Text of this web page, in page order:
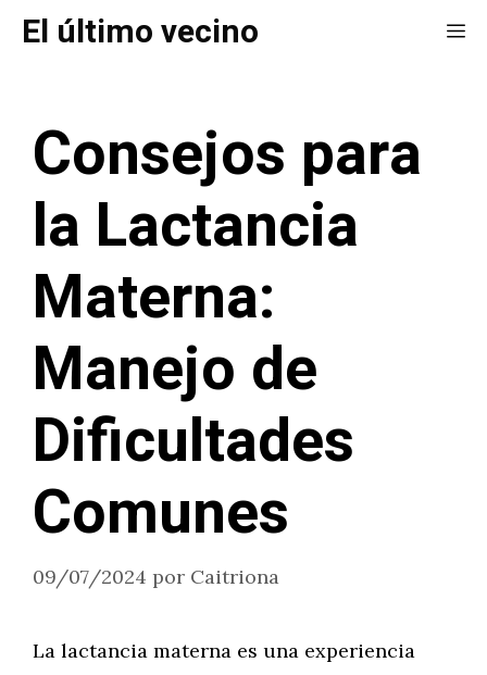
SaltarEl último vecino
Consejos para
la Lactancia
Materna:
Manejo de
Dificultades
Comunes
09/07/2024 por Caitriona
La lactancia materna es una experiencia